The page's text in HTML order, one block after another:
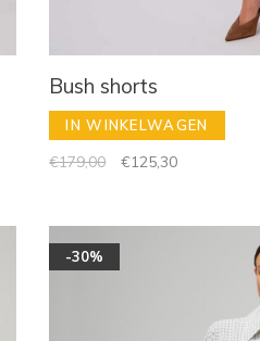
Bush shorts
IN WINKELWAGEN
€179,00 €125,30
-30%